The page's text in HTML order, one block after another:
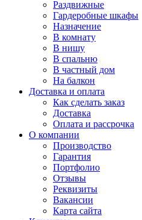
Раздвижные
Гардеробные шкафы
Назначение
В комнату
В нишу
В спальню
В частный дом
На балкон
Доставка и оплата
Как сделать заказ
Доставка
Оплата и рассрочка
О компании
Производство
Гарантия
Портфолио
Отзывы
Реквизиты
Вакансии
Карта сайта